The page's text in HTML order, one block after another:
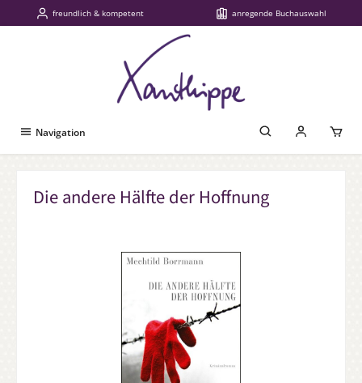
Zum Hauptinhalt springen
freundlich & kompetent anregende Buchauswahl
Navigation
Die andere Hälfte der Hoffnung
Bildergalerie überspringen